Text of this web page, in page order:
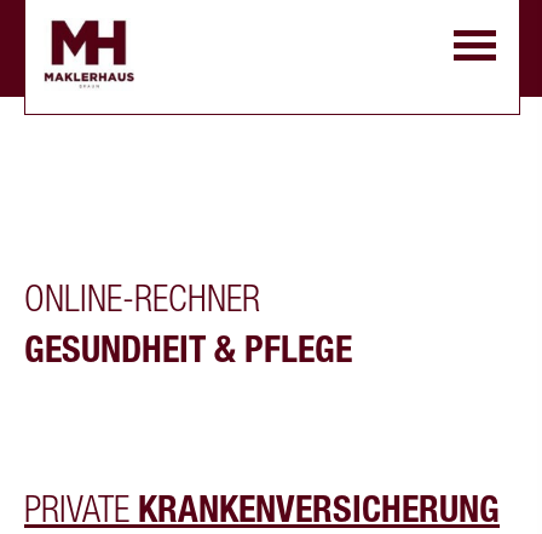
ONLINE-RECHNER
GESUNDHEIT & PFLEGE
PRIVATEKRANKENVERSICHERUNG